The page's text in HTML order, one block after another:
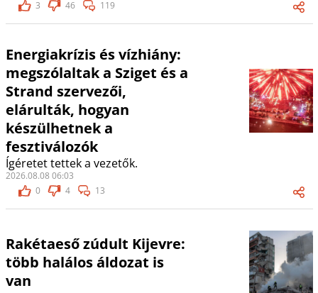
3 46 119
Energiakrízis és vízhiány:
megszólaltak a Sziget és a
Strand szervezői,
elárulták, hogyan
készülhetnek a
fesztiválozók
Ígéretet tettek a vezetők.
2026.08.08 06:03
0
4 13
Rakétaeső zúdult Kijevre:
több halálos áldozat is
van